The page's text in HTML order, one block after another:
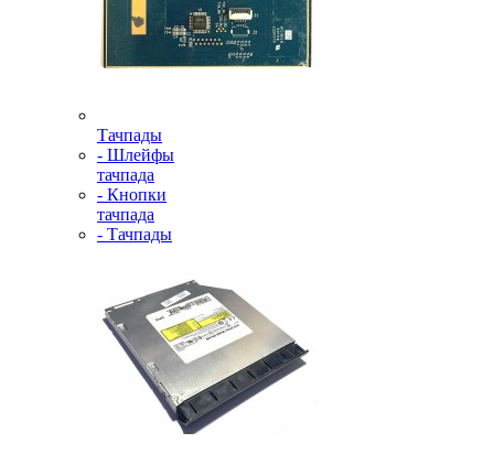
Тачпады
- Шлейфы
тачпада
- Кнопки
тачпада
- Тачпады